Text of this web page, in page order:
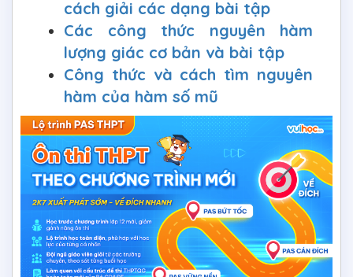
cách giải các dạng bài tập
Các công thức nguyên hàm
lượng giác cơ bản và bài tập
Công thức và cách tìm nguyên
hàm của hàm số mũ